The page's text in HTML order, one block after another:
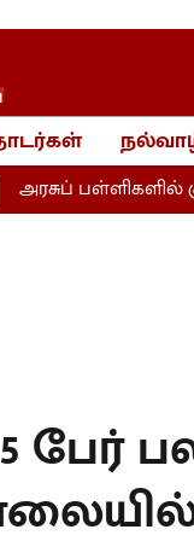
பள்ளிகளில் சூப்பர்